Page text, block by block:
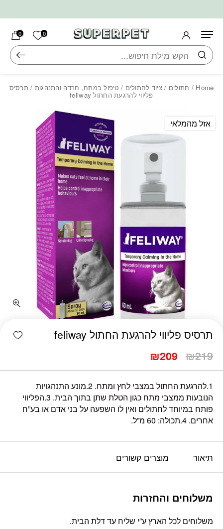
0 הרשימה
0
חיפוש
Home
/ חתולים /ציוד לחתולים / טיפול במתח, חרדה והתנהגות / תרסיס
פליווי להרגעת החתול feliway
תרסיס פליווי להרגעת החתול feliway
₪219
₪209
1.להרגעת החתול במצבי לחץ ומתח. 2.מונע התנהגויות
הנובעות ממצבי מתח כגון הטלת שתן בתוך הבית. 3.הפליווי
פותח במיוחד לחתולים ואין לו השפעה על בני אדם או בע”ח
אחרים. 4.תכולה: 60 מ”ל.
אזל מהמלאי
תיאור מוצרים קשורים
משלוחים והחזרות
משלוחים לכל הארץ ע”י שליח עד דלת הבית.